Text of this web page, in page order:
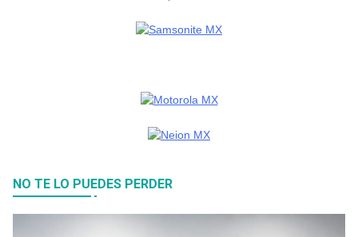
NO TE LO PUEDES PERDER